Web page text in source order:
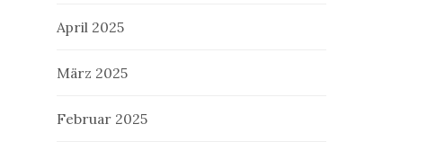
April 2025
März 2025
Februar 2025